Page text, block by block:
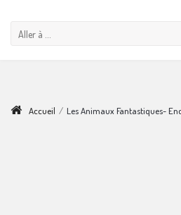
Aller à ...
Accueil / Les Animaux Fantastiques-